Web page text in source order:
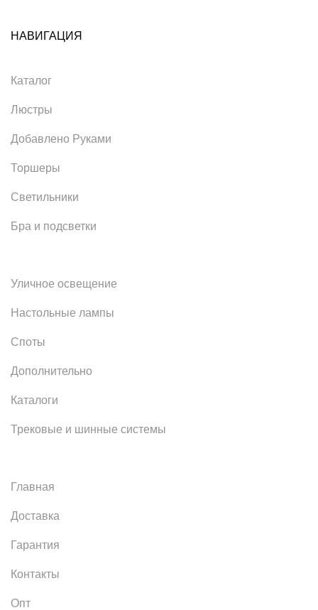
НАВИГАЦИЯ
Каталог
Люстры
Добавлено Руками
Торшеры
Светильники
Бра и подсветки
Уличное освещение
Настольные лампы
Споты
Дополнительно
Каталоги
Трековые и шинные системы
Главная
Доставка
Гарантия
Контакты
Опт